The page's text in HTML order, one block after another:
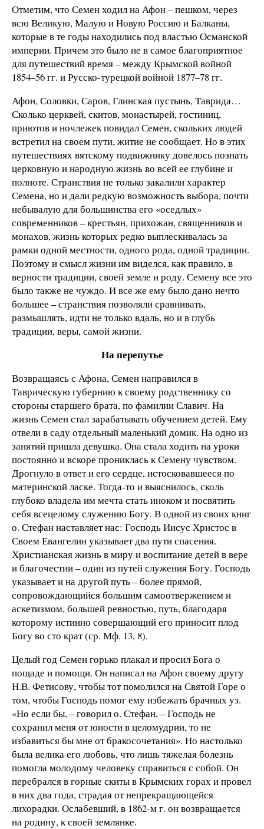
Отметим, что Семен ходил на Афон – пешком, через
всю Великую, Малую и Новую Россию и Балканы,
которые в те годы находились под властью Османской
империи. Причем это было не в самое благоприятное
для путешествий время – между Крымской войной
1854–56 гг. и Русско-турецкой войной 1877–78 гг.
Афон, Соловки, Саров, Глинская пустынь, Таврида…
Сколько церквей, скитов, монастырей, гостиниц,
приютов и ночлежек повидал Семен, скольких людей
встретил на своем пути, житие не сообщает. Но в этих
путешествиях вятскому подвижнику довелось познать
церковную и народную жизнь во всей ее глубине и
полноте. Странствия не только закалили характер
Семена, но и дали редкую возможность выбора, почти
небывалую для большинства его «оседлых»
современников – крестьян, прихожан, священников и
монахов, жизнь которых редко выплескивалась за
рамки одной местности, одного рода, одной традиции.
Поэтому и смысл жизни им виделся, как правило, в
верности традиции, своей земле и роду. Семену все это
было также не чуждо. И все же ему было дано нечто
большее – странствия позволяли сравнивать,
размышлять, идти не только вдаль, но и в глубь
традиции, веры, самой жизни.
На перепутье
Возвращаясь с Афона, Семен направился в
Таврическую губернию к своему родственнику со
стороны старшего брата, по фамилии Славич. На
жизнь Семен стал зарабатывать обучением детей. Ему
отвели в саду отдельный маленький домик. На одно из
занятий пришла девушка. Она стала ходить на уроки
постоянно и вскоре прониклась к Семену чувством.
Дрогнуло в ответ и его сердце, истосковавшееся по
материнской ласке. Тогда-то и выяснилось, сколь
глубоко владела им мечта стать иноком и посвятить
себя всецелому служению Богу. В одной из своих книг
о. Стефан наставляет нас: Господь Иисус Христос в
Своем Евангелии указывает два пути спасения.
Христианская жизнь в миру и воспитание детей в вере
и благочестии – один из путей служения Богу. Господь
указывает и на другой путь – более прямой,
сопровождающийся большим самоотвержением и
аскетизмом, большей ревностью, путь, благодаря
которому истинно совершающий его приносит плод
Богу во сто крат (ср. Мф. 13, 8).
Целый год Семен горько плакал и просил Бога о
пощаде и помощи. Он написал на Афон своему другу
Н.В. Фетисову, чтобы тот помолился на Святой Горе о
том, чтобы Господь помог ему избежать брачных уз.
«Но если бы, – говорил о. Стефан, – Господь не
сохранил меня от юности в целомудрии, то не
избавиться бы мне от бракосочетания». Но настолько
была велика его любовь, что лишь тяжелая болезнь
помогла молодому человеку справиться с собой. Он
перебрался в горные скиты в Крымских горах и провел
в них два года, страдая от непрекращающейся
лихорадки. Ослабевший, в 1862-м г. он возвращается
на родину, к своей землянке.